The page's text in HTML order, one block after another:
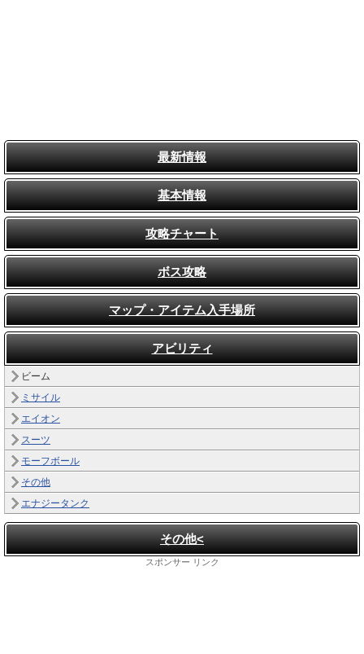
最新情報
基本情報
攻略チャート
ボス攻略
マップ・アイテム入手場所
アビリティ
ビーム
ミサイル
エイオン
スーツ
モーフボール
その他
エナジータンク
その他<
スポンサー リンク